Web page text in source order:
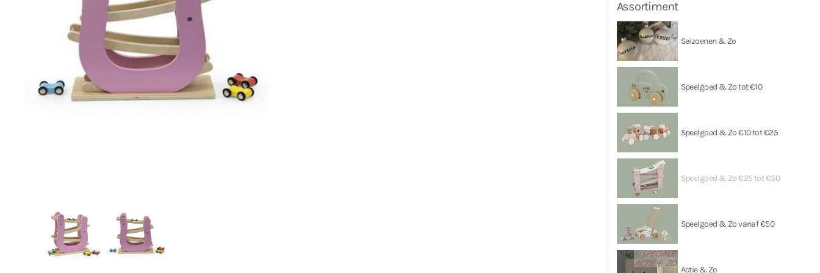
Assortiment
Seizoenen & Zo
Speelgoed & Zo tot €10
Speelgoed & Zo €10 tot €25
Speelgoed & Zo €25 tot €50
Speelgoed & Zo vanaf €50
Actie & Zo